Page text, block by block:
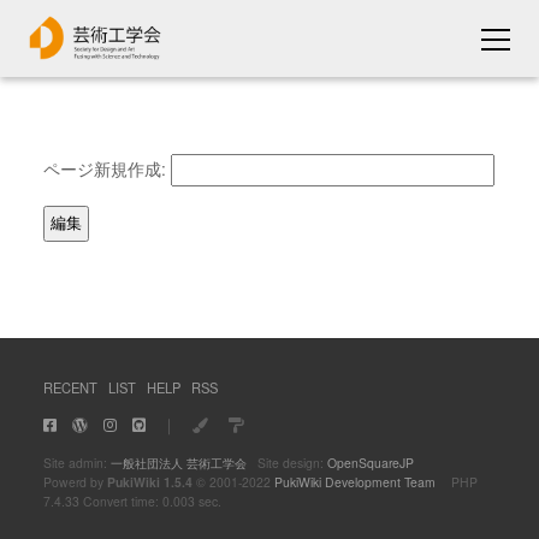
ページ新規作成:
RECENT LIST HELP RSS
｜
Site admin: 一般社団法人 芸術工学会Site design: OpenSquareJP
Powerd by PukiWiki 1.5.4 © 2001-2022 PukiWiki Development Team PHP
7.4.33 Convert time: 0.003 sec.